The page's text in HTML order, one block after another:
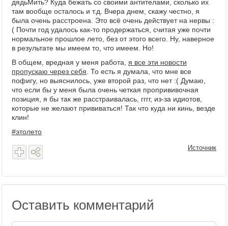
дядьМить? Куда бежать со своими антителами, сколько их
там вообще осталось и т.д. Вчера днем, скажу честно, я
была очень расстроена. Это всё очень действует на нервы :
( Почти год удалось как-то продержаться, считая уже почти
нормальное прошлое лето, без от этого всего. Ну, наверное
в результате мы имеем то, что имеем. Но!
В общем, вредная у меня работа, я все эти новости
пропускаю через себя . То есть я думала, что мне все
пофигу, но выяснилось, уже второй раз, что нет :( Думаю,
что если бы у меня была очень четкая пропрививочная
позиция, я бы так же расстраивалась, гггг, из-за идиотов,
которые не желают прививаться! Так что куда ни кинь, везде
клин!
#этолето
Источник
Оставить комментарий